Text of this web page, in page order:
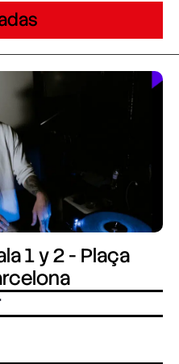
1 y 2 - Plaça